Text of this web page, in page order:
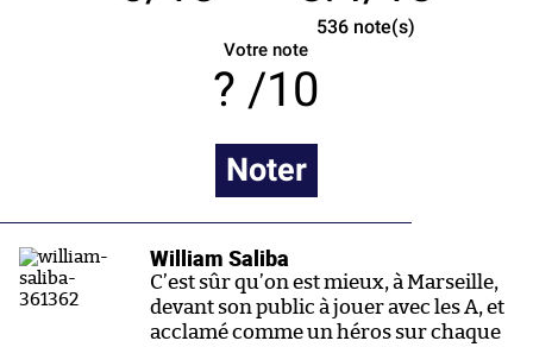
536note(s)
Votre note
/10
Noter
William Saliba
C’est sûr qu’on est mieux, à Marseille,
devant son public à jouer avec les A, et
acclamé comme un héros sur chaque